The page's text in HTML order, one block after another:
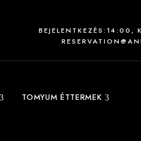
BEJELENTKEZÉS:14:00,
TOMYUM ÉTTERMEK